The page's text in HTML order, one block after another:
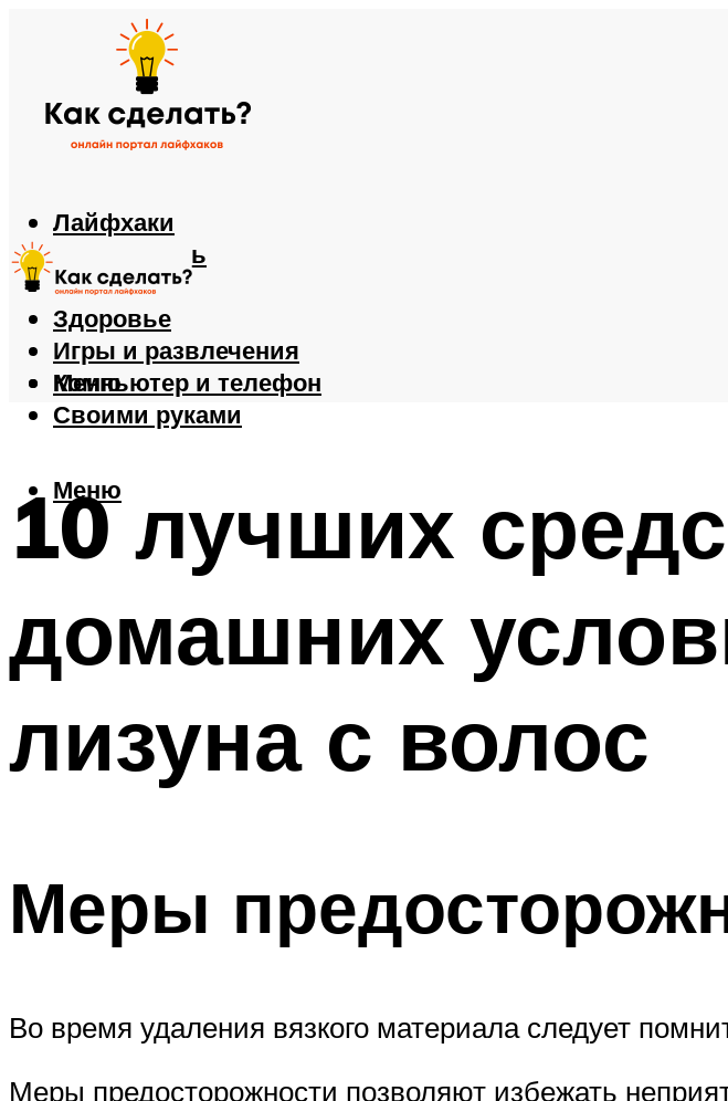
Лайфхаки
Автомобиль
Еда
Здоровье
Игры и развлечения
Компьютер и телефон
Своими руками
Меню
Меню
10 лучших
домашних
лизуна с волос
Меры
Во время удаления вязкого материала следует
Меры предосторожности позволяют избежать